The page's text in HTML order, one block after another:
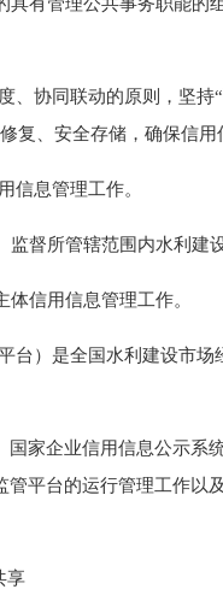
协同联动的原则，坚持
、安全存储，确保信用
息管理工作。
所管辖范围内水利建
信用信息管理工作。
）是全国水利建设市场
企业信用信息公示系
平台的运行管理工作以
享